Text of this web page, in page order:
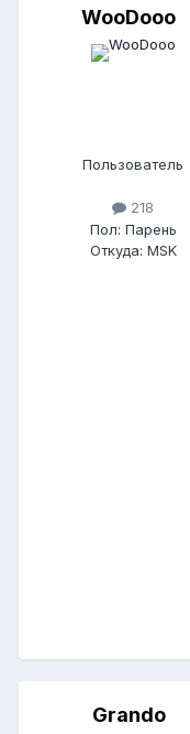
WooDooo
Пользователь
218
Пол: Парень
Откуда: MSK
Grando